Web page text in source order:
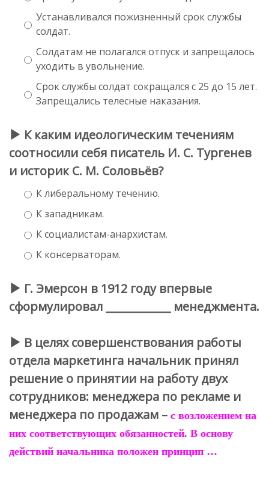
Устанавливался пожизненный срок службы
солдат.
Солдатам не полагался отпуск и запрещалось
уходить в увольнение.
Срок службы солдат сокращался с 25 до 15 лет.
Запрещались телесные наказания.
К каким идеологическим течениям
соотносили себя писатель И. С. Тургенев
и историк С. М. Соловьёв?
К либеральному течению.
К западникам.
К социалистам-анархистам.
К консерваторам.
Г. Эмерсон в 1912 году впервые
сформулировал ____________ менеджмента.
В целях совершенствования работы
отдела маркетинга начальник принял
решение о принятии на работу двух
сотрудников: менеджера по рекламе и
менеджера по продажам – с возложением на
них соответствующих обязанностей. В основу
действий начальника положен принцип …